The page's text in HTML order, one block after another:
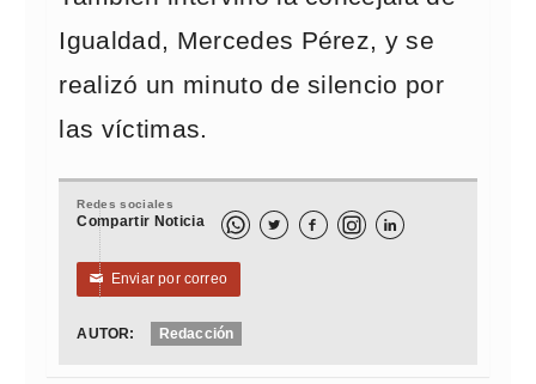
Igualdad, Mercedes Pérez, y se
realizó un minuto de silencio por
las víctimas.
Redes sociales
Compartir Noticia   
✉ Enviar por correo
AUTOR: Redacción